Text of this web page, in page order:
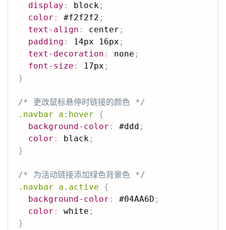
display : block ;
color : #f2f2f2 ;
text-align : center ;
padding : 14px 16px ;
text-decoration : none ;
font-size : 17px ;
}
/* 更改鼠标悬停时链接的颜色 */
.navbar a:hover
{
background-color : #ddd ;
color : black ;
}
/* 为活动链接添加绿色背景色 */
.navbar a.active
{
background-color : #04AA6D ;
color : white ;
}